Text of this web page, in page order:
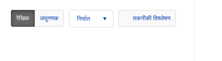
रैखिक लघुगणक निर्यात तकनीकी विश्लेषण